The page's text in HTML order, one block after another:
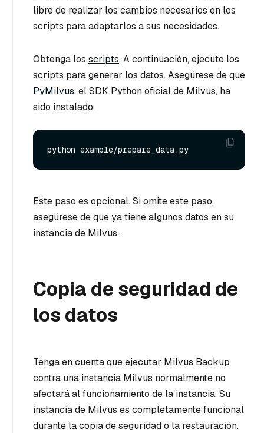
libre de realizar los cambios necesarios en los
scripts para adaptarlos a sus necesidades.
Obtenga los scripts. A continuación, ejecute los
scripts para generar los datos. Asegúrese de que
PyMilvus, el SDK Python oficial de Milvus, ha
sido instalado.
Este paso es opcional. Si omite este paso,
asegúrese de que ya tiene algunos datos en su
instancia de Milvus.
Copia de seguridad de
los datos
Tenga en cuenta que ejecutar Milvus Backup
contra una instancia Milvus normalmente no
afectará al funcionamiento de la instancia. Su
instancia de Milvus es completamente funcional
durante la copia de seguridad o la restauración.